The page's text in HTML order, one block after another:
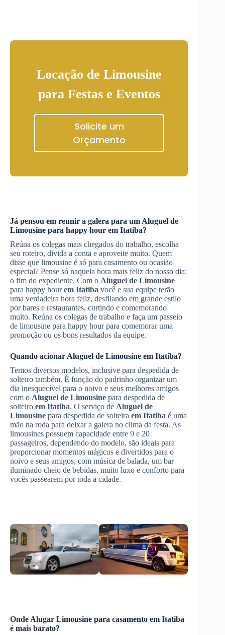
Locação de Limousine
para Festas e Eventos
Solicite um
Orçamento
Já pensou em reunir a galera para um Aluguel de
Limousine para happy hour em Itatiba?
Reúna os colegas mais chegados do trabalho, escolha
seu roteiro, divida a conta e aproveite muito. Quem
disse que limousine é só para casamento ou ocasião
especial? Pense só naquela hora mais feliz do nosso dia:
o fim do expediente. Com o Aluguel de Limousine
para happy hourem Itatiba você e sua equipe terão
uma verdadeira hora feliz, desfilando em grande estilo
por bares e restaurantes, curtindo e comemorando
muito. Reúna os colegas de trabalho e faça um passeio
de limousine para happy hour para comemorar uma
promoção ou os bons resultados da equipe.
Quando acionar Aluguel de Limousine em Itatiba?
Temos diversos modelos, inclusive para despedida de
solteiro também. É função do padrinho organizar um
dia inesquecível para o noivo e seus melhores amigos
com o Aluguel de Limousine para despedida de
solteiro em Itatiba. O serviço de Aluguel de
Limousine para despedida de solteira em Itatiba é uma
mão na roda para deixar a galera no clima da festa. As
limousines possuem capacidade entre 9 e 20
passageiros, dependendo do modelo, são ideais para
proporcionar momentos mágicos e divertidos para o
noivo e seus amigos, com música de balada, um bar
iluminado cheio de bebidas, muito luxo e conforto para
vocês passearem por toda a cidade.
Onde Alugar Limousine para casamento em Itatiba
é mais barato?